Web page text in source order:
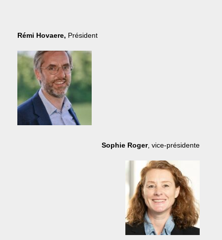
Rémi Hovaere, Président
Sophie Roger, vice-présidente